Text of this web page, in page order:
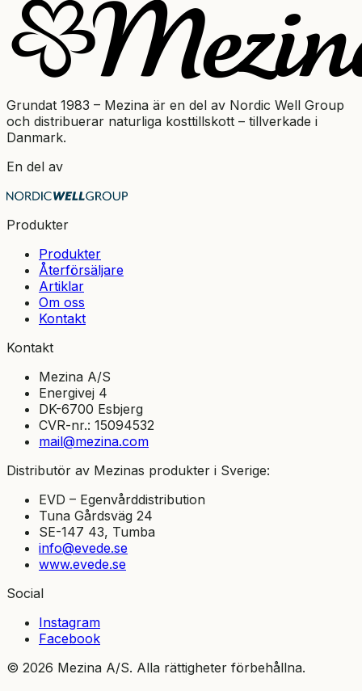
Grundat 1983 – Mezina är en del av Nordic Well Group
och distribuerar naturliga kosttillskott – tillverkade i
Danmark.
En del av
Produkter
Produkter
Återförsäljare
Artiklar
Om oss
Kontakt
Kontakt
Mezina A/S
Energivej 4
DK-6700 Esbjerg
CVR-nr.: 15094532
mail@mezina.com
Distributör av Mezinas produkter i Sverige:
EVD – Egenvårddistribution
Tuna Gårdsväg 24
SE-147 43, Tumba
info@evede.se
www.evede.se
Social
Instagram
Facebook
© 2026 Mezina A/S. Alla rättigheter förbehållna.